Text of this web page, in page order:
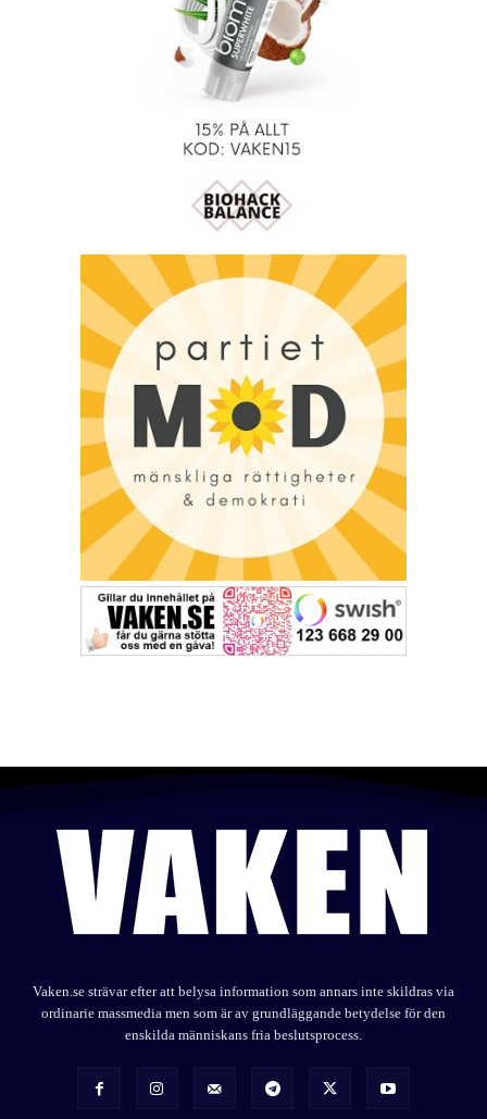
Vaken.se strävar efter att belysa information som annars inte skildras via
ordinarie massmedia men som är av grundläggande betydelse för den
enskilda människans fria beslutsprocess.